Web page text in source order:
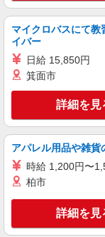
マイクロバスにて教
イバー
日給 15,850円
箕面市
詳細を見
アパレル用品や雑貨
時給 1,200円〜
柏市
詳細を見